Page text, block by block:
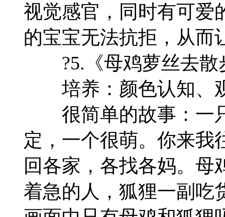
视觉感官，同时有可爱
的宝宝无法抗拒，从而
?5.《母鸡萝丝去散
培养：颜色认知、
很简单的故事：一
定，一个很萌。你来我
回各家，各找各妈。母
着急的人，狐狸一副吃